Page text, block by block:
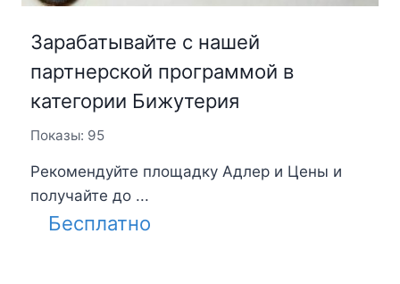
Зарабатывайте с нашей
партнерской программой в
категории Бижутерия
Показы: 95
Рекомендуйте площадку Адлер и Цены и
получайте до ...
Бесплатно